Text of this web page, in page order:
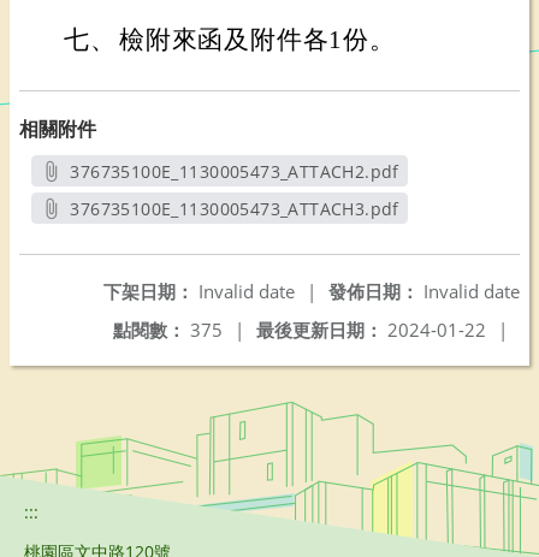
七、 檢附來函及附件各1份。
相關附件
376735100E_1130005473_ATTACH2.pdf
另開新視窗
376735100E_1130005473_ATTACH3.pdf
發佈日期： Invalid date
下架日期： Invalid date
|
最後更新日期： 2024-01-22 |
點閱數： 375 |
:::
桃園區文中路120號